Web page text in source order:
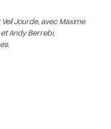
Jourde, avec Maxime
et Andy Berrebi,